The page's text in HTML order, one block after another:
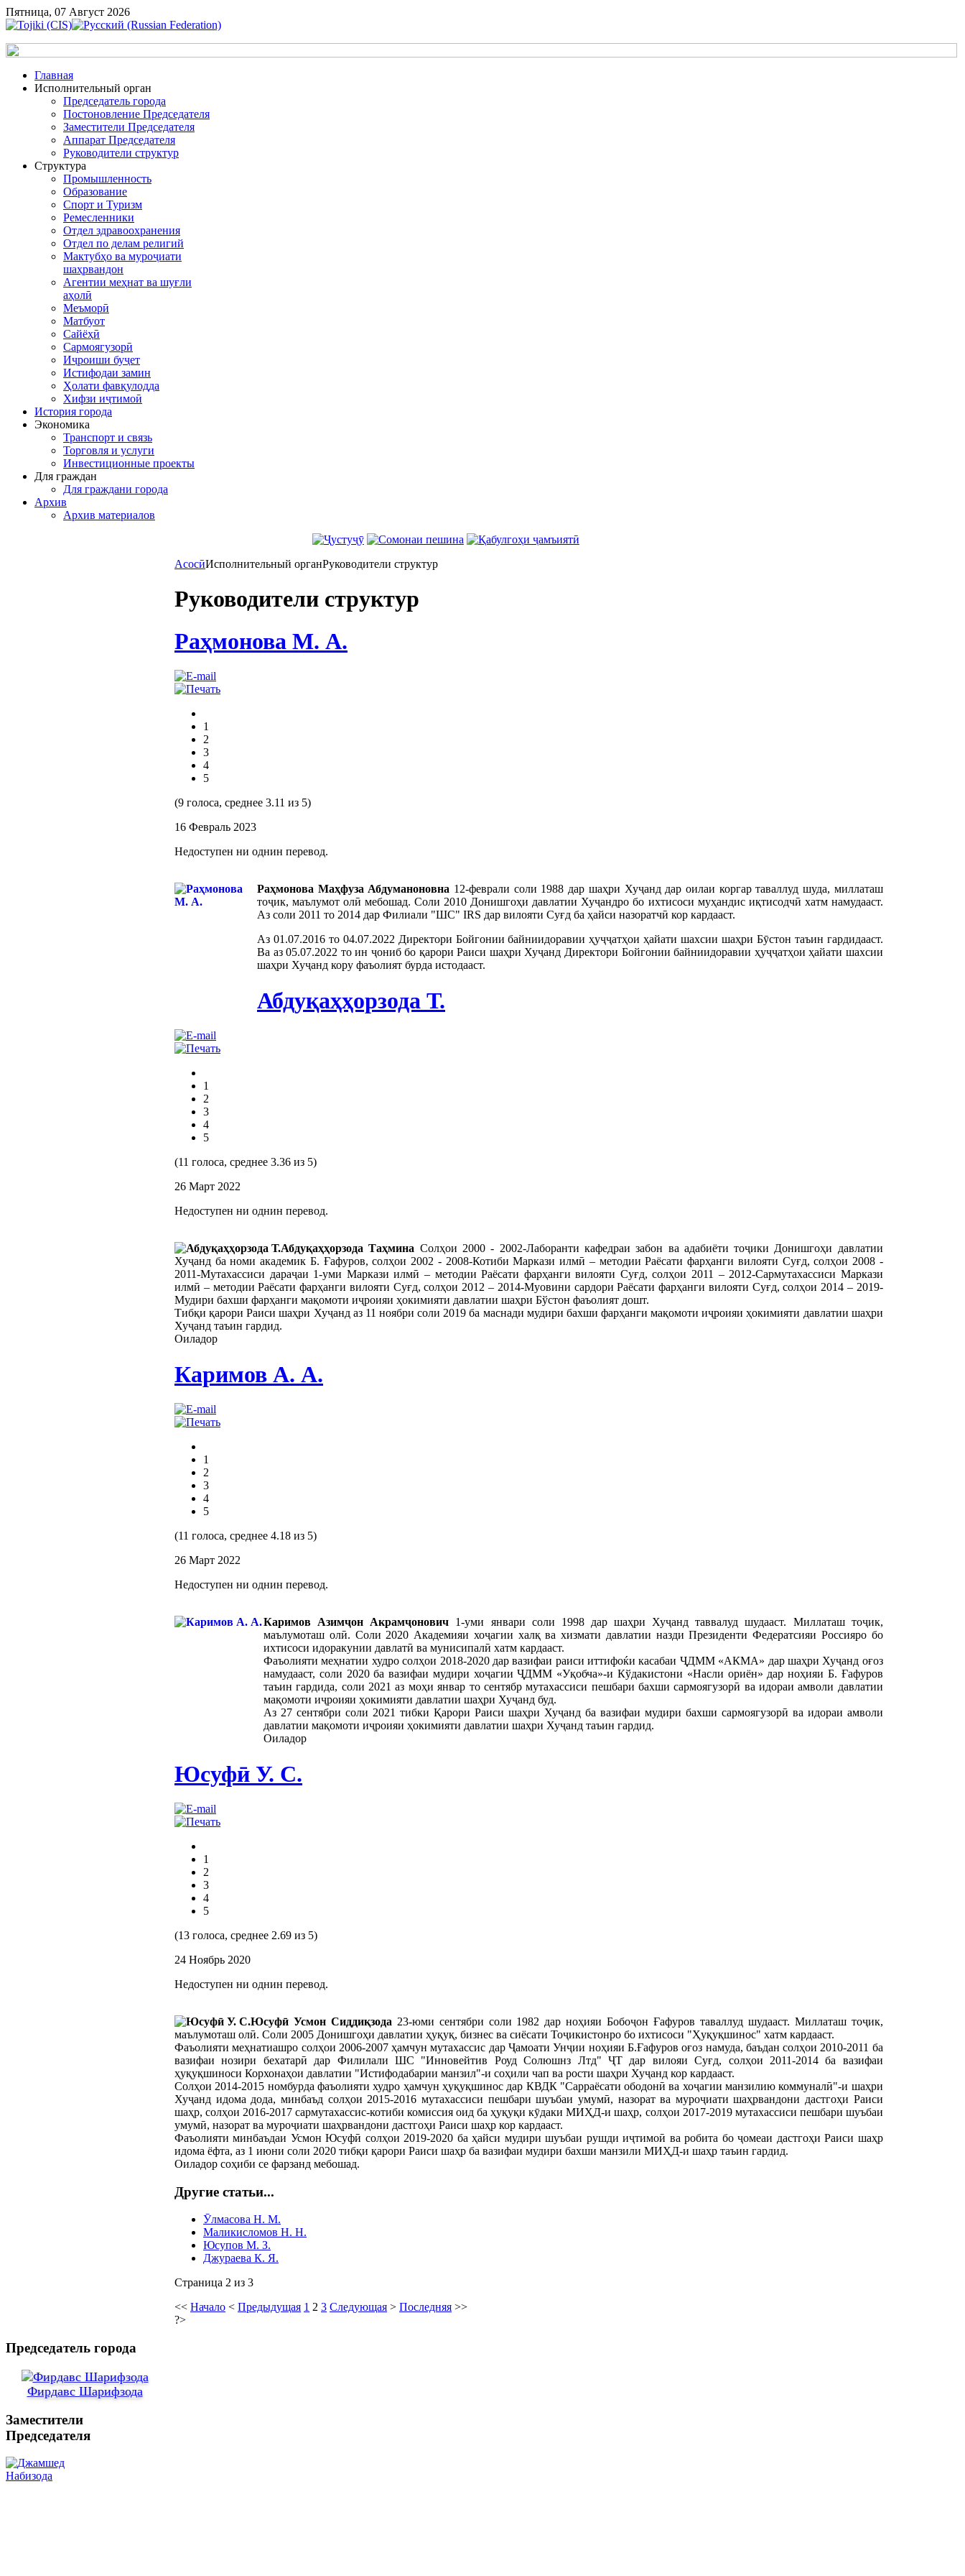
Пятница, 07 Август 2026
Главная
Исполнительный орган
Председатель города
Постоновление Председателя
Заместители Председателя
Аппарат Председателя
Руководители структур
Структура
Промышленность
Образование
Спорт и Туризм
Ремесленники
Отдел здравоохранения
Отдел по делам религий
Мактубҳо ва муроҷиати
шаҳрвандон
Агентии меҳнат ва шуғли
аҳолӣ
Меъморӣ
Матбуот
Сайёҳӣ
Сармоягузорӣ
Иҷроиши буҷет
Истифодаи замин
Ҳолати фавқулодда
Хифзи иҷтимоӣ
История города
Экономика
Транспорт и связь
Торговля и услуги
Инвестиционные проекты
Для граждан
Для граждани города
Архив
Архив материалов
АсосӣИсполнительный органРуководители структур
Руководители структур
Раҳмонова М. А.
1
2
3
4
5
(9 голоса, среднее 3.11 из 5)
16 Февраль 2023
Недоступен ни однин перевод.
Раҳмонова Маҳфуза Абдуманоновна 12-феврали соли 1988 дар шаҳри Хуҷанд дар оилаи коргар таваллуд шуда, миллаташ
тоҷик, маълумот олӣ мебошад. Соли 2010 Донишгоҳи давлатии Хуҷандро бо ихтисоси муҳандис иқтисодчӣ хатм намудааст.
Аз соли 2011 то 2014 дар Филиали "ШС" IRS дар вилояти Суғд ба ҳайси назоратчӣ кор кардааст.
Аз 01.07.2016 то 04.07.2022 Директори Бойгонии байниидоравии ҳуҷҷатҳои ҳайати шахсии шаҳри Бӯстон таъин гардидааст.
Ва аз 05.07.2022 то ин ҷониб бо қарори Раиси шаҳри Хуҷанд Директори Бойгонии байниидоравии ҳуҷҷатҳои ҳайати шахсии
шаҳри Хуҷанд кору фаъолият бурда истодааст.
Абдуқаҳҳорзода Т.
1
2
3
4
5
(11 голоса, среднее 3.36 из 5)
26 Март 2022
Недоступен ни однин перевод.
Абдуқаҳҳорзода Таҳмина Солҳои 2000 - 2002-Лаборанти кафедраи забон ва адабиёти тоҷики Донишгоҳи давлатии
Хуҷанд ба номи академик Б. Ғафуров, солҳои 2002 - 2008-Котиби Маркази илмӣ – методии Раёсати фарҳанги вилояти Суғд, солҳои 2008 -
2011-Мутахассиси дараҷаи 1-уми Маркази илмӣ – методии Раёсати фарҳанги вилояти Суғд, солҳои 2011 – 2012-Сармутахассиси Маркази
илмӣ – методии Раёсати фарҳанги вилояти Суғд, солҳои 2012 – 2014-Муовини сардори Раёсати фарҳанги вилояти Суғд, солҳои 2014 – 2019-
Мудири бахши фарҳанги мақомоти иҷроияи ҳокимияти давлатии шаҳри Бўстон фаъолият дошт.
Тибқи қарори Раиси шаҳри Хуҷанд аз 11 ноябри соли 2019 ба маснади мудири бахши фарҳанги мақомоти иҷроияи ҳокимияти давлатии шаҳри
Хуҷанд таъин гардид.
Оиладор
Каримов А. А.
1
2
3
4
5
(11 голоса, среднее 4.18 из 5)
26 Март 2022
Недоступен ни однин перевод.
Каримов Азимҷон Акрамҷонович 1-уми январи соли 1998 дар шаҳри Хуҷанд таввалуд шудааст. Миллаташ тоҷик,
маълумоташ олӣ. Соли 2020 Академияи хоҷагии халқ ва хизмати давлатии назди Президенти Федератсияи Россияро бо
ихтисоси идоракунии давлатӣ ва мунисипалӣ хатм кардааст.
Фаъолияти меҳнатии худро солҳои 2018-2020 дар вазифаи раиси иттифоќи касабаи ҶДММ «АКМА» дар шаҳри Хуҷанд оғоз
намудааст, соли 2020 ба вазифаи мудири хоҷагии ҶДММ «Уқобча»-и Кўдакистони «Насли ориён» дар ноҳияи Б. Ғафуров
таъин гардида, соли 2021 аз моҳи январ то сентябр мутахассиси пешбари бахши сармоягузорӣ ва идораи амволи давлатии
мақомоти иҷроияи ҳокимияти давлатии шаҳри Хуҷанд буд.
Аз 27 сентябри соли 2021 тибки Қарори Раиси шаҳри Хуҷанд ба вазифаи мудири бахши сармоягузорӣ ва идораи амволи
давлатии мақомоти иҷроияи ҳокимияти давлатии шаҳри Хуҷанд таъин гардид.
Оиладор
Юсуфӣ У. C.
1
2
3
4
5
(13 голоса, среднее 2.69 из 5)
24 Ноябрь 2020
Недоступен ни однин перевод.
Юсуфӣ Усмон Сиддиқзода 23-юми сентябри соли 1982 дар ноҳияи Бобоҷон Ғафуров таваллуд шудааст. Миллаташ тоҷик,
маълумоташ олӣ. Соли 2005 Донишгоҳи давлатии ҳуқуқ, бизнес ва сиёсати Тоҷикистонро бо ихтисоси "Ҳуқуқшинос" хатм кардааст.
Фаъолияти меҳнатиашро солҳои 2006-2007 ҳамчун мутахассис дар Ҷамоати Унҷии ноҳияи Б.Ғафуров оғоз намуда, баъдан солҳои 2010-2011 ба
вазифаи нозири бехатарӣ дар Филилали ШС "Инновейтив Роуд Солюшнз Лтд" ҶТ дар вилояи Суғд, солҳои 2011-2014 ба вазифаи
ҳуқуқшиноси Корхонаҳои давлатии "Истифодабарии манзил"-и соҳили чап ва рости шаҳри Хуҷанд кор кардааст.
Солҳои 2014-2015 номбурда фаъолияти худро ҳамчун ҳуқуқшинос дар КВДК "Сарраёсати ободонӣ ва хоҷагии манзилию коммуналӣ"-и шаҳри
Хуҷанд идома дода, минбаъд солҳои 2015-2016 мутахассиси пешбари шуъбаи умумӣ, назорат ва муроҷиати шаҳрвандони дастгоҳи Раиси
шаҳр, солҳои 2016-2017 сармутахассис-котиби комиссия оид ба ҳуқуқи кӯдаки МИҲД-и шаҳр, солҳои 2017-2019 мутахассиси пешбари шуъбаи
умумӣ, назорат ва муроҷиати шаҳрвандони дастгоҳи Раиси шаҳр кор кардааст.
Фаъолияти минбаъдаи Усмон Юсуфӣ солҳои 2019-2020 ба ҳайси мудири шуъбаи рушди иҷтимоӣ ва робита бо ҷомеаи дастгоҳи Раиси шаҳр
идома ёфта, аз 1 июни соли 2020 тибқи қарори Раиси шаҳр ба вазифаи мудири бахши манзили МИҲД-и шаҳр таъин гардид.
Оиладор соҳиби ce фарзанд мебошад.
Другие статьи...
Ӯлмасова Н. М.
Маликисломов Н. Н.
Юсупов М. З.
Джураева К. Я.
Страница 2 из 3
<< Начало < Предыдущая 1 2 3 Следующая > Последняя >>
?>
Председатель города
Фирдавс Шарифзода
Заместители
Председателя